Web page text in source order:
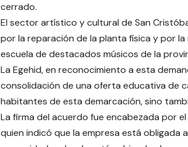
cerrado.
El sector artístico y cultural de San
por la reparación de la planta física y por
escuela de destacados músicos de la
La Egehid, en reconocimiento a esta
consolidación de una oferta educativa de
habitantes de esta demarcación, sino
La firma del acuerdo fue encabezada por
quien indicó que la empresa está obligada